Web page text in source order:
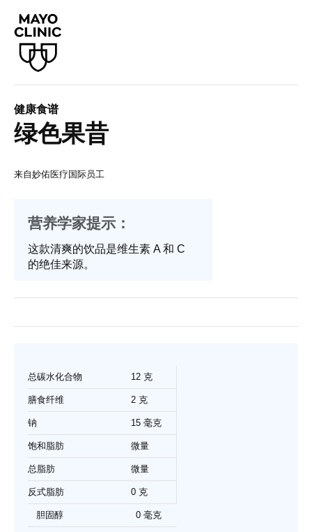
健康食谱
绿色果昔
来自妙佑医疗国际员工
营养学家提示：
这款清爽的饮品是维生素 A 和 C
的绝佳来源。
总碳水化合物 12 克
膳食纤维 2 克
钠 15 毫克
饱和脂肪 微量
总脂肪 微量
反式脂肪 0 克
胆固醇 0 毫克